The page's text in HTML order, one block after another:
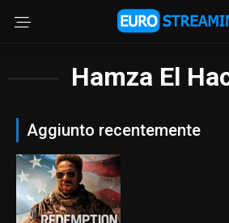
Hamza El
Aggiunto recentemente